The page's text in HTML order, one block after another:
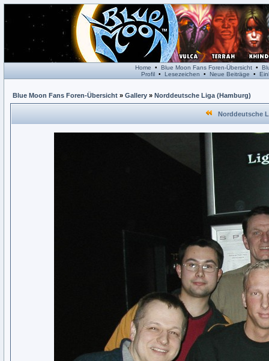
Home • Blue Moon Fans Foren-Übersicht•
Profil• Lesezeichen • Neue Beiträge •
Blue Moon Fans Foren-Übersicht » Gallery » Norddeutsche Liga (Hamburg)
Norddeutsche